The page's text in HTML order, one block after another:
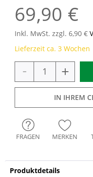
69,90 €
Inkl. MwSt. zzgl. 6,90 €
Lieferzeit ca. 3 Wochen
- +
IN IHREM
FRAGEN MERKEN
Produktdetails